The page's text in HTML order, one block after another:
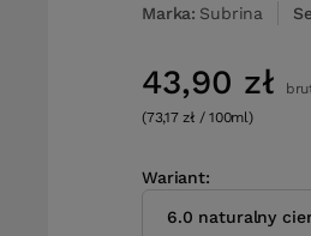
Marka Subrina
Wariant
6.0 naturalny
43,90 zł
(73,17 zł / 100ml)